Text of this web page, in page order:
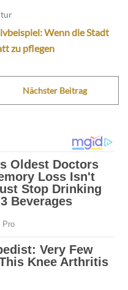
Wenn die Stadt
zu pflegen
Nächster Beitrag